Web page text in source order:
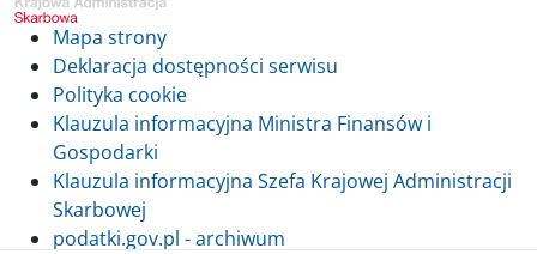
Mapa strony
Deklaracja dostępności serwisu
Polityka cookie
Klauzula informacyjna Ministra Finansów i
Gospodarki
Klauzula informacyjna Szefa Krajowej Administracji
Skarbowej
podatki.gov.pl - archiwum